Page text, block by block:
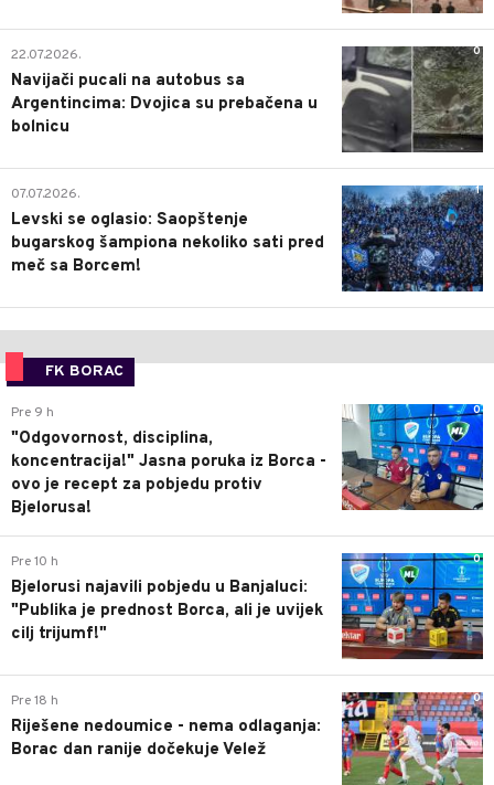
0
22.07.2026.
Navijači pucali na autobus sa
Argentincima: Dvojica su prebačena u
bolnicu
1
07.07.2026.
Levski se oglasio: Saopštenje
bugarskog šampiona nekoliko sati pred
meč sa Borcem!
FK BORAC
0
Pre 9 h
"Odgovornost, disciplina,
koncentracija!" Jasna poruka iz Borca -
ovo je recept za pobjedu protiv
Bjelorusa!
0
Pre 10 h
Bjelorusi najavili pobjedu u Banjaluci:
"Publika je prednost Borca, ali je uvijek
cilj trijumf!"
0
Pre 18 h
Riješene nedoumice - nema odlaganja:
Borac dan ranije dočekuje Velež